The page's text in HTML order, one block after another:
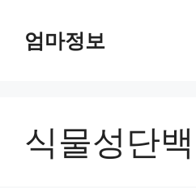
엄마정보
식물성단